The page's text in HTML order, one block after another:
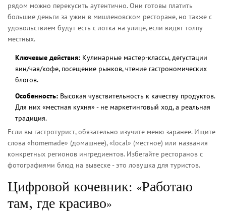
рядом можно перекусить аутентично. Они готовы платить
большие деньги за ужин в мишленовском ресторане, но также с
удовольствием будут есть с лотка на улице, если видят толпу
местных.
Ключевые действия: Кулинарные мастер-классы, дегустации
вин/чая/кофе, посещение рынков, чтение гастрономических
блогов.
Особенность: Высокая чувствительность к качеству продуктов.
Для них «местная кухня» - не маркетинговый ход, а реальная
традиция.
Если вы гастротурист, обязательно изучите меню заранее. Ищите
слова «homemade» (домашнее), «local» (местное) или названия
конкретных регионов ингредиентов. Избегайте ресторанов с
фотографиями блюд на вывеске - это ловушка для туристов.
Цифровой кочевник: «Работаю
там, где красиво»